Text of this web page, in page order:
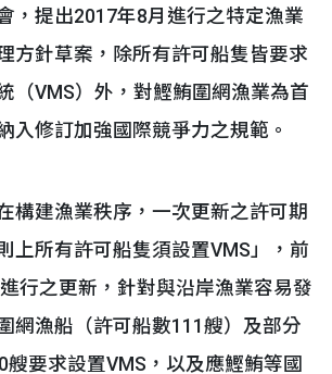
，提出2017年8月進行之特定漁業
方針草案，除所有許可船隻皆要求
（VMS）外，對鰹鮪圍網漁業為首
入修訂加強國際競爭力之規範。
建漁業秩序，一次更新之許可期
上所有許可船隻須設置VMS」，前
行之更新，針對與沿岸漁業容易發
網漁船（許可船數111艘）及部分
艘要求設置VMS，以及應鰹鮪等國